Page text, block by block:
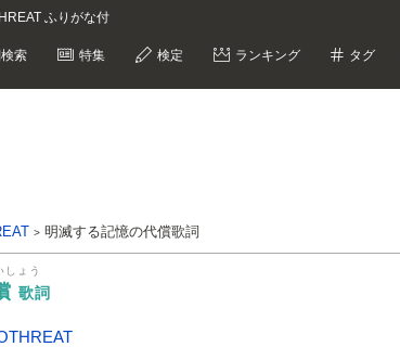
ふりがな付
索 特集 検定 ランキング タグ
明滅する記憶の代償歌詞
しょう
歌詞